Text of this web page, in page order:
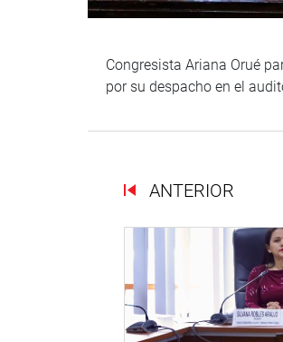
Congresista Ariana Orué
por su despacho en el
ANTERIOR